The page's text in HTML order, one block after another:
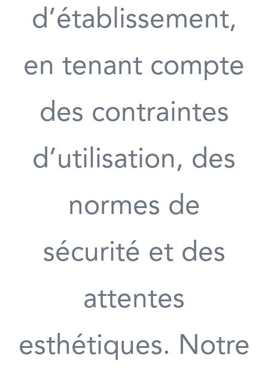
d’établissement,
en tenant compte
des contraintes
d’utilisation, des
normes de
sécurité et des
attentes
esthétiques. Notre